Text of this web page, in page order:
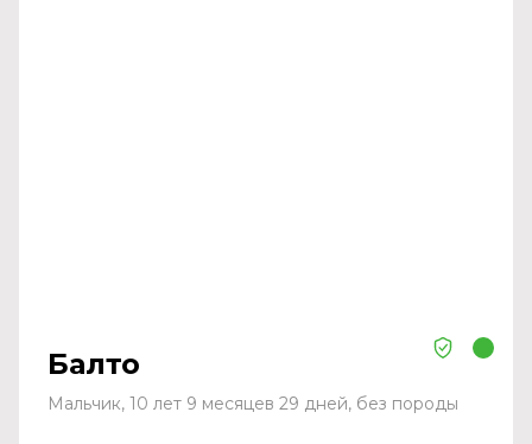
Балто
Мальчик, 10 лет 9 месяцев 29 дней, без породы